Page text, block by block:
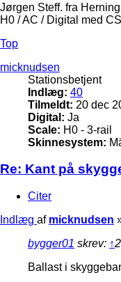
Jørgen Steff. fra Herning
H0 / AC / Digital med
Top
micknudsen
Stationsbetjent
Indlæg: 40
Tilmeldt: 20 dec
Digital: Ja
Scale: H0 - 3-rail
Skinnesystem:
Re: Kant på
Citer
Indlæg af micknudsen
bygger01 skrev: ↑
Ballast i